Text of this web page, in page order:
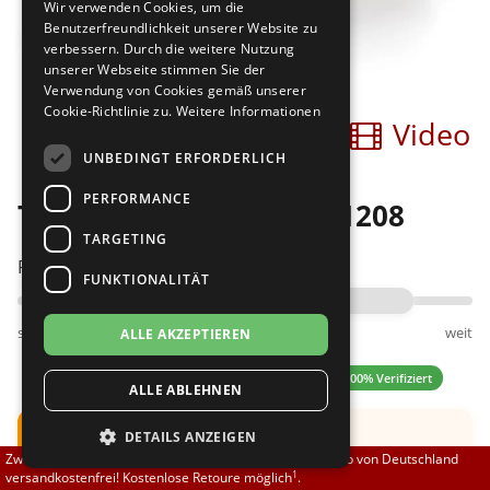
Brautschuhe
Sneaker
Übergrößen 43-44
Flexerinas
Merlet
Nueva Epoca
RayRose
Rummos
Rumpf
SoDanca
TopTanz
Bilder Video
Top Tanz Tanzsneaker 1208
Passt am besten bei Fußweite:
schmal normal weit
4.56 (16 Bewertungen) ✓ 100% Verifiziert
Hinweis: Schuh fällt groß aus
Empfehlung: Ca. eine UK Größe kleiner bestellen
Zwischen 70,00 EUR und 800,00 EUR liefern wir innerhalb von Deutschland
versandkostenfrei! Kostenlose Retoure möglich1.
Wir verwenden Cookies, um die
Benutzerfreundlichkeit unserer Website zu
verbessern. Durch die weitere Nutzung
unserer Webseite stimmen Sie der
Verwendung von Cookies gemäß unserer
Cookie-Richtlinie zu. Weitere Informationen
UNBEDINGT ERFORDERLICH
PERFORMANCE
TARGETING
FUNKTIONALITÄT
ALLE AKZEPTIEREN
ALLE ABLEHNEN
DETAILS ANZEIGEN